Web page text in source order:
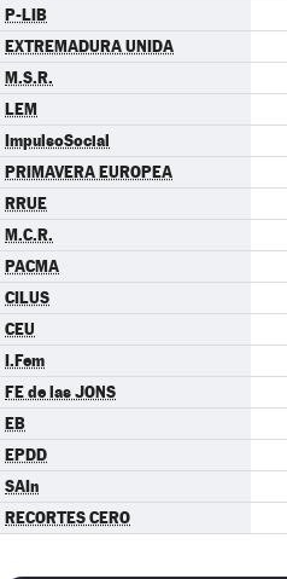
P-LIB
EXTREMADURA UNIDA
M.S.R.
LEM
ImpulsoSocial
PRIMAVERA EUROPEA
RRUE
M.C.R.
PACMA
CILUS
CEU
I.Fem
FE de las JONS
EB
EPDD
SAIn
RECORTES CERO